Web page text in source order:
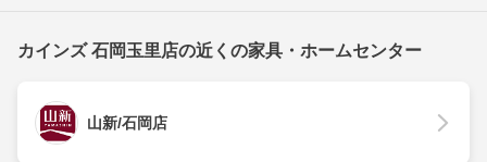
カインズ 石岡玉里店の近くの家具・ホームセンター
山新/石岡店